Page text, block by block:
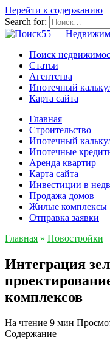
Перейти к содержанию
Search for:
Поиск
Статьи
Агентства
Ипотечный
Карта сайта
Главная
Строительство
Ипотечный
Ипотечные
Аренда квартир
Карта сайта
Инвестиции в
Продажа домов
Жилые комплексы
Отправка заявки
Главная » Новостройки
Интеграция
комплексов
На чтение 9 мин
Содержание